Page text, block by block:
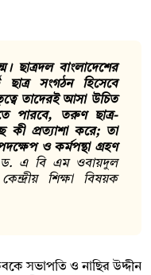
ছাত্রদল বাংলাদেশের
ছাত্র সংগঠন হিসেবে
তাদেরই আসা উচিত
পারবে, তরুণ ছাত্র-
কী প্রত্যাশা করে; তা
ও কর্মপন্থা গ্রহণ
এ বি এম ওবায়দুল
শিক্ষা বিষয়ক
সভাপতি ও নাছির উদ্দীন